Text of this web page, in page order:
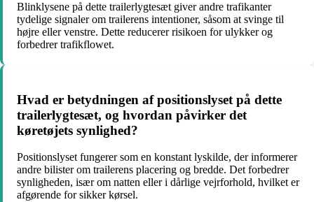
Blinklysene på dette trailerlygtesæt giver andre trafikanter
tydelige signaler om trailerens intentioner, såsom at svinge til
højre eller venstre. Dette reducerer risikoen for ulykker og
forbedrer trafikflowet.
Hvad er betydningen af positionslyset på dette
trailerlygtesæt, og hvordan påvirker det
køretøjets synlighed?
Positionslyset fungerer som en konstant lyskilde, der informerer
andre bilister om trailerens placering og bredde. Det forbedrer
synligheden, især om natten eller i dårlige vejrforhold, hvilket er
afgørende for sikker kørsel.